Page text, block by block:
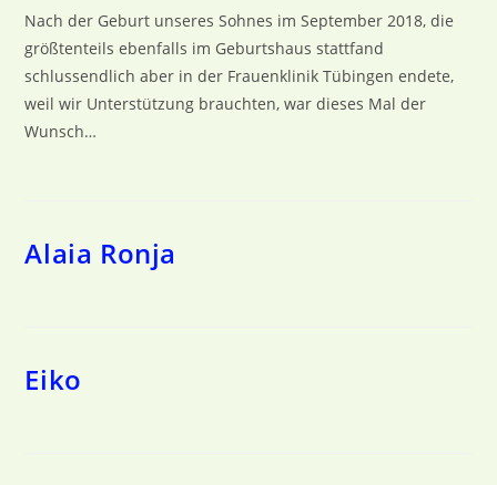
Nach der Geburt unseres Sohnes im September 2018, die
größtenteils ebenfalls im Geburtshaus stattfand
schlussendlich aber in der Frauenklinik Tübingen endete,
weil wir Unterstützung brauchten, war dieses Mal der
Wunsch…
Alaia Ronja
Eiko